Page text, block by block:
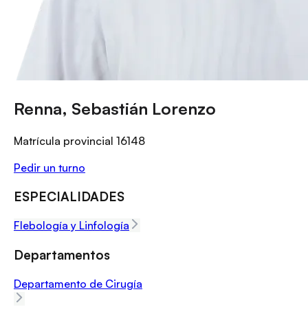
Renna, Sebastián Lorenzo
Matrícula provincial 16148
Pedir un turno
ESPECIALIDADES
Flebología y Linfología
Departamentos
Departamento de Cirugía